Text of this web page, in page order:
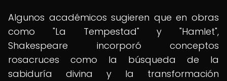
Algunos académicos sugieren que en obras
como "La Tempestad" y "Hamlet",
Shakespeare incorporó conceptos
rosacruces como la búsqueda de la
sabiduría divina y la transformación